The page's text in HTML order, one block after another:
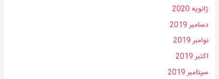
ژانویه 2020
دسامبر 2019
نوامبر 2019
اکتبر 2019
سپتامبر 2019